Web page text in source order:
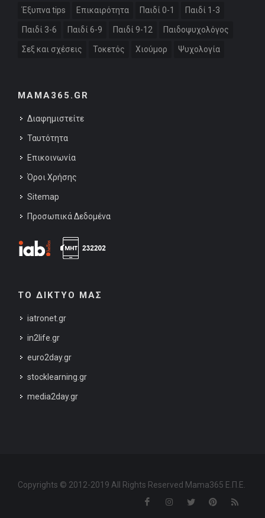
Έξυπνα tips Επικαιρότητα Παιδί 0-1 Παιδί 1-3
Παιδί 3-6 Παιδί 6-9 Παιδί 9-12 Παιδοψυχολόγος
Σεξ και σχέσεις Τοκετός Χιούμορ Ψυχολογία
MAMA365.GR
Διαφημιστείτε
Ταυτότητα
Επικοινωνία
Όροι Χρήσης
Sitemap
Προσωπικά Δεδομένα
ΤΟ ΔΙΚΤΥΟ ΜΑΣ
iatronet.gr
in2life.gr
euro2day.gr
stocklearning.gr
media2day.gr
Copyrights © 2012-2019 All Rights Reserved Mama365 Ε.Π.Ε.